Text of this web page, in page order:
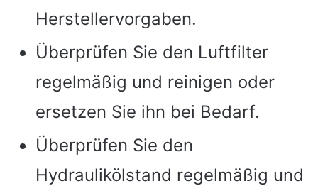
Herstellervorgaben.
Überprüfen Sie den Luftfilter
regelmäßig und reinigen oder
ersetzen Sie ihn bei Bedarf.
Überprüfen Sie den
Hydraulikölstand regelmäßig und